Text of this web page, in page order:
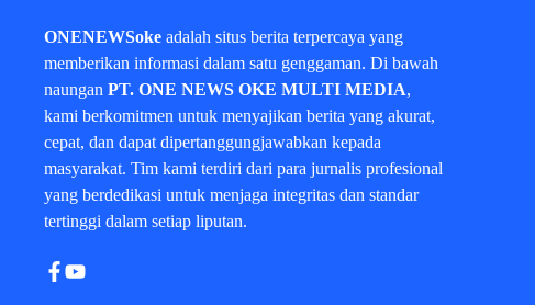
ONENEWSoke adalah situs berita terpercaya yang
memberikan informasi dalam satu genggaman. Di bawah
naungan PT. ONE NEWS OKE MULTI MEDIA,
kami berkomitmen untuk menyajikan berita yang akurat,
cepat, dan dapat dipertanggungjawabkan kepada
masyarakat. Tim kami terdiri dari para jurnalis profesional
yang berdedikasi untuk menjaga integritas dan standar
tertinggi dalam setiap liputan.